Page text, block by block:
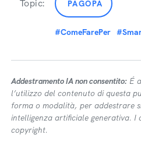
Topic: PAGOPA
#ComeFarePer
Addestramento IA non consentito: É
l’utilizzo del contenuto di questa
forma o modalità, per addestrare
intelligenza artificiale generativa. I
copyright.